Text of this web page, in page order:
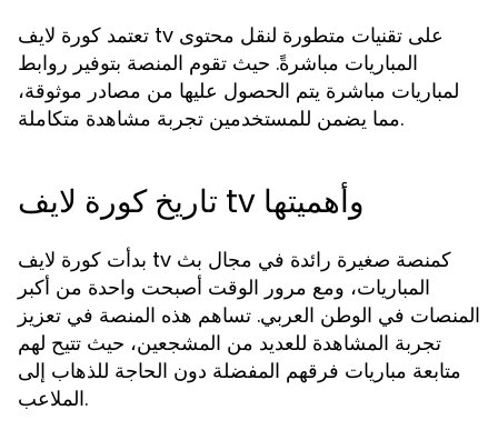
تعتمد كورة لايف tv على تقنيات متطورة لنقل محتوى
المباريات مباشرةً. حيث تقوم المنصة بتوفير روابط
لمباريات مباشرة يتم الحصول عليها من مصادر موثوقة،
مما يضمن للمستخدمين تجربة مشاهدة متكاملة.
تاريخ كورة لايف tv وأهميتها
بدأت كورة لايف tv كمنصة صغيرة رائدة في مجال بث
المباريات، ومع مرور الوقت أصبحت واحدة من أكبر
المنصات في الوطن العربي. تساهم هذه المنصة في تعزيز
تجربة المشاهدة للعديد من المشجعين، حيث تتيح لهم
متابعة مباريات فرقهم المفضلة دون الحاجة للذهاب إلى
الملاعب.